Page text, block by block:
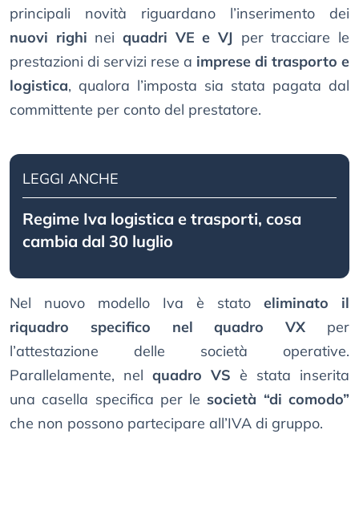
principali novità riguardano l’inserimento dei
nuovi righi neiquadri VE e VJ per tracciare le
prestazioni di servizi rese a imprese di trasporto e
logistica, qualora l’imposta sia stata pagata dal
committente per conto del prestatore.
LEGGI ANCHE
Regime Iva logistica e trasporti, cosa
cambia dal 30 luglio
Nel nuovo modello Iva è stato eliminato il
riquadro specifico nel quadro VX per
l’attestazione delle società operative.
Parallelamente, nel quadro VS è stata inserita
una casella specifica per le società “di comodo”
che non possono partecipare all’IVA di gruppo.